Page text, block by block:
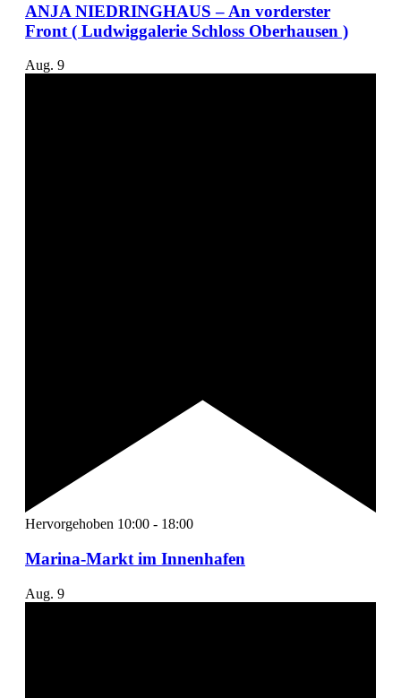
ANJA NIEDRINGHAUS – An vorderster
Front ( Ludwiggalerie Schloss Oberhausen )
Aug. 9
Hervorgehoben 10:00 - 18:00
Marina-Markt im Innenhafen
Aug. 9